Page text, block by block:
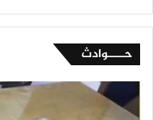
حــــوادث